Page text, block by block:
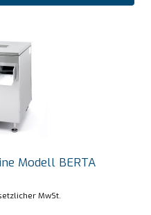
Modell BERTA
MwSt.